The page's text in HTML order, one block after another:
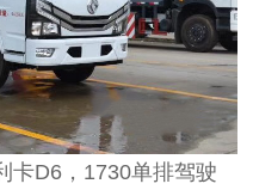
D6，1730单排驾驶